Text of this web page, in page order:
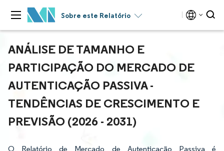
Sobre este Relatório
ANÁLISE DE TAMANHO E
PARTICIPAÇÃO DO MERCADO DE
AUTENTICAÇÃO PASSIVA -
TENDÊNCIAS DE CRESCIMENTO E
PREVISÃO (2026 - 2031)
O Relatório de Mercado de Autenticação Passiva é